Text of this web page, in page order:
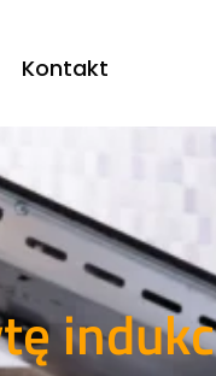
Kontakt